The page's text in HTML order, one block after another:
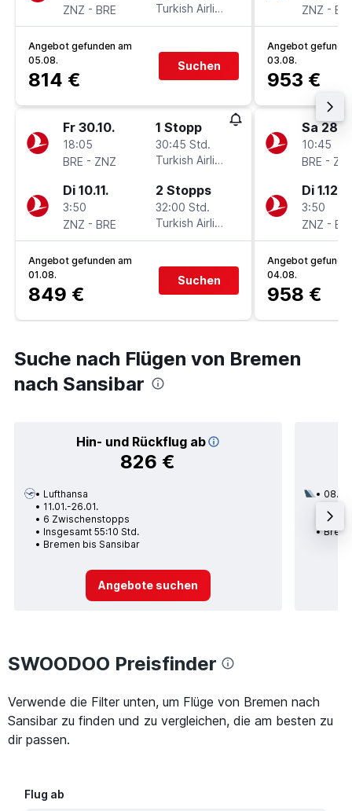
ZNZ - BRE
Turkish Airlines
Angebot gefunden am
05.08.
814 €
Suchen
Fr 30.10.
18:05
BRE - ZNZ
1 Stopp
30:45 Std.
Turkish Airlines
Di 10.11.
3:50
ZNZ - BRE
2 Stopps
32:00 Std.
Turkish Airlines
Angebot gefunden am
01.08.
849 €
Suchen
ZNZ -
Angebot
03.08.
953 €
Sa
10:45
BRE -
Di 1.12.
3:50
ZNZ -
Angebot
04.08.
958 €
Suche nach Flügen von Bremen
nach Sansibar
Hin- und Rückflug ab
826 €
Lufthansa
11.01.-26.01.
6 Zwischenstopps
Insgesamt 55:10 Std.
Bremen bis Sansibar
Angebote suchen
SWOODOO Preisfinder
Verwende die Filter unten, um Flüge von Bremen nach
Sansibar zu finden und zu vergleichen, die am besten zu
dir passen.
Flug ab